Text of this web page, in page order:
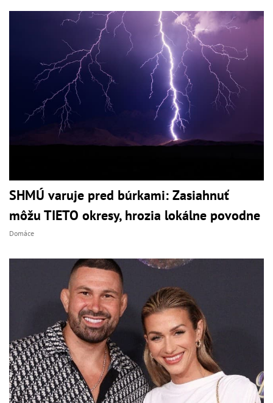
SHMÚ varuje pred búrkami: Zasiahnuť
môžu TIETO okresy, hrozia lokálne povodne
Domáce